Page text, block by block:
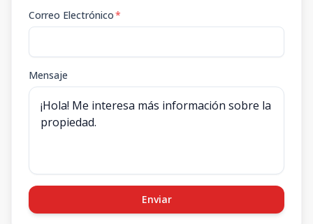
Correo Electrónico*
Mensaje
Enviar